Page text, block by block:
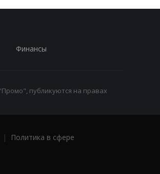
Финансы
публикуются на правах
|
Политика в сфере